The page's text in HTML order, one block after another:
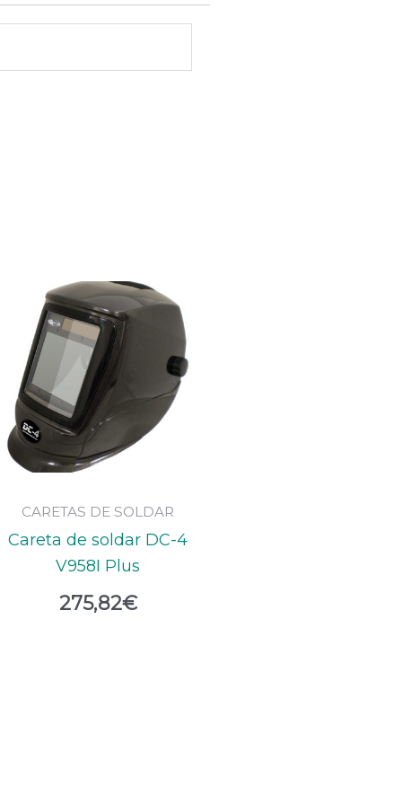
CARETAS DE SOLDAR
Careta de soldar DC-4
V958I Plus
275,82€